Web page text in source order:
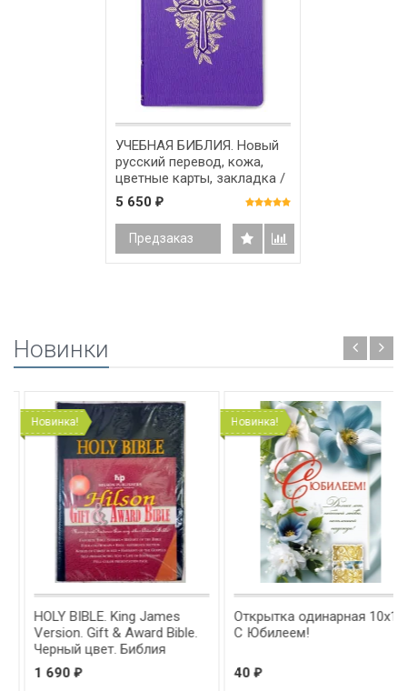
УЧЕБНАЯ БИБЛИЯ. Новый
русский перевод, кожа,
цветные карты, закладка /
фиолетовая/
5 650 ₽
Предзаказ
Новинки
Новинка!
HOLY BIBLE. King James
Version. Gift & Award Bible.
Черный цвет. Библия
Короля Иакова на
английском языке.
1 690₽
Новинка!
Открытка одинарная 10x15:
С Юбилеем!
40₽